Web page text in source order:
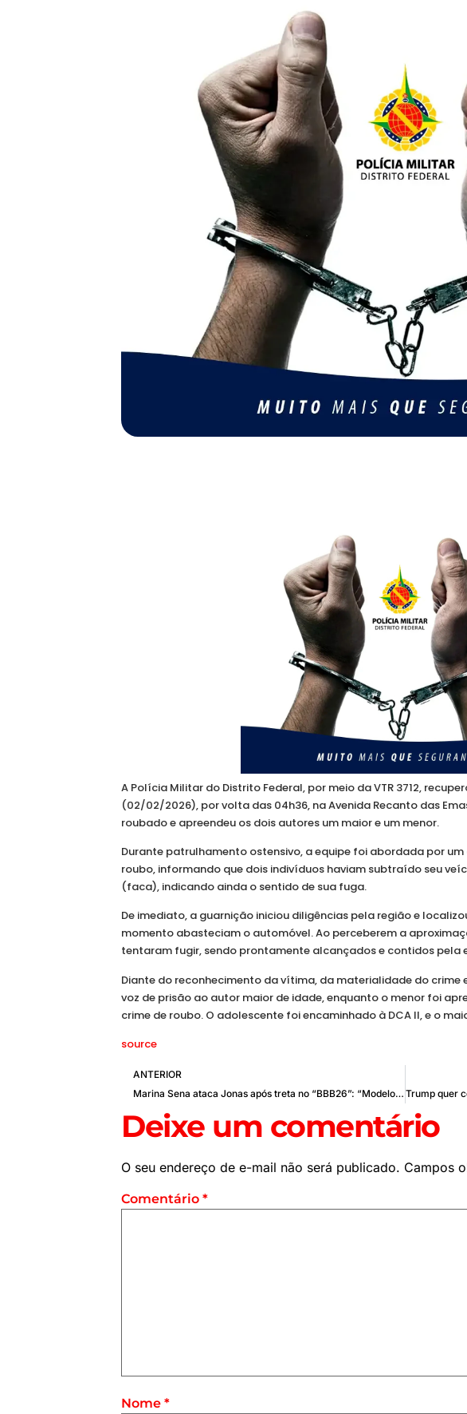
A Polícia Militar do Distrito Federal, por meio da VTR 3712,
(02/02/2026), por volta das 04h36, na Avenida Recanto das
roubado e apreendeu os dois autores um maior e um menor.
Durante patrulhamento ostensivo, a equipe foi abordada por
roubo, informando que dois indivíduos haviam subtraído seu
(faca), indicando ainda o sentido de sua fuga.
De imediato, a guarnição iniciou diligências pela região e
momento abasteciam o automóvel. Ao perceberem a
tentaram fugir, sendo prontamente alcançados e contidos pela
Diante do reconhecimento da vítima, da materialidade do
voz de prisão ao autor maior de idade, enquanto o menor foi
crime de roubo. O adolescente foi encaminhado à DCA II, e o
source
ANTERIOR
Marina Sena ataca Jonas após treta no “BBB26”: “Modelo falido de homem”
Deixe um comentário
O seu endereço de e-mail não será publicado. Campos
Comentário *
Nome *